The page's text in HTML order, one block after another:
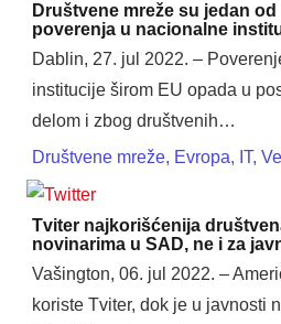
Društvene mreže su jedan
poverenja u nacionalne
Dablin, 27. jul 2022. –
institucije širom EU opada u
delom i zbog društvenih…
Društvene mreže, Evropa, IT,
Tviter najkorišćenija
novinarima u SAD, ne i za
Vašington, 06. jul 2022. –
koriste Tviter, dok je u javnosti